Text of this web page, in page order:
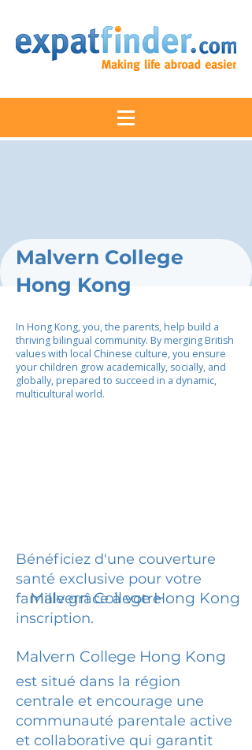
Malvern College
Hong Kong
In Hong Kong, you, the parents, help build a
thriving bilingual community. By merging British
values with local Chinese culture, you ensure
your children grow academically, socially, and
globally, prepared to succeed in a dynamic,
multicultural world.
Bénéficiez d'une couverture
santé exclusive pour votre
famille grâce à votre
inscription.
Malvern College Hong Kong
Malvern College Hong Kong
est situé dans la région
centrale et encourage une
communauté parentale active
et collaborative qui garantit